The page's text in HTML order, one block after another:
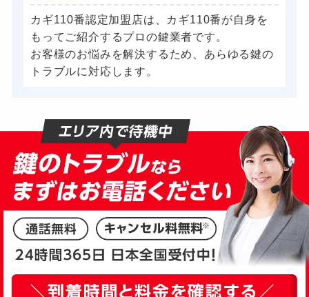
カギ110番認定加盟店は、カギ110番が自身を
もってご紹介するプロの鍵業者です。
お客様のお悩みを解決するため、あらゆる鍵の
トラブルに対応します。